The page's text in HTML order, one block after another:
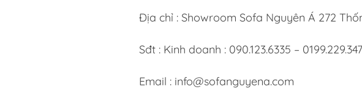
Địa chỉ : Showroom Sofa Nguyên Á 272
Sđt : Kinh doanh : 090.123.6335 –
Email : info@sofanguyena.com